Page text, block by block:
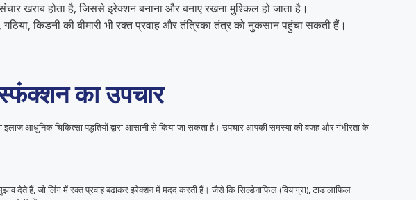
खराब होता है, जिससे इरेक्शन बनाना और बनाए रखना मुश्किल हो जाता है।
किडनी की बीमारी भी रक्त प्रवाह और तंत्रिका तंत्र को नुकसान पहुंचा सकती हैं।
का उपचार
आधुनिक चिकित्सा पद्धतियों द्वारा आसानी से किया जा सकता है। उपचार आपकी समस्या की वजह और गंभीरता के
देते हैं, जो लिंग में रक्त प्रवाह बढ़ाकर इरेक्शन में मदद करती हैं। जैसे कि सिल्डेनाफिल (वियाग्रा), टाडालाफिल